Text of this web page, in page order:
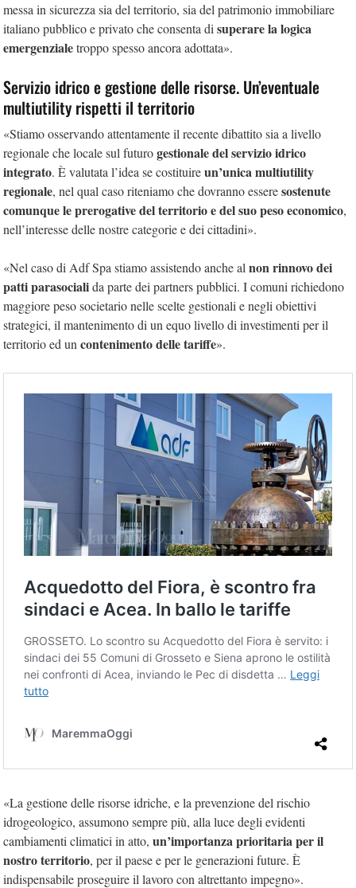
messa in sicurezza sia del territorio, sia del patrimonio immobiliare
italiano pubblico e privato che consenta di superare la logica
emergenzialetroppo spesso ancora adottata».
Servizio idrico e gestione delle risorse. Un’eventuale
multiutility rispetti il territorio
«Stiamo osservando attentamente il recente dibattito sia a livello
regionale che locale sul futurogestionale del servizio idrico
integrato. È valutata l’idea se costituireun’unica multiutility
regionale, nel qual caso riteniamo che dovranno esseresostenute
comunque le prerogative del territorio e del suo peso economico,
nell’interesse delle nostre categorie e dei cittadini».
«Nel caso di Adf Spa stiamo assistendo anche al non rinnovo dei
patti parasocialida parte dei partners pubblici. I comuni richiedono
maggiore peso societario nelle scelte gestionali e negli obiettivi
strategici, il mantenimento di un equo livello di investimenti per il
territorio ed un contenimento delle tariffe».
«La gestione delle risorse idriche, e la prevenzione del rischio
idrogeologico, assumono sempre più, alla luce degli evidenti
cambiamenti climatici in atto, un’importanza prioritaria per il
nostro territorio, per il paese e per le generazioni future. È
indispensabile proseguire il lavoro con altrettanto impegno».